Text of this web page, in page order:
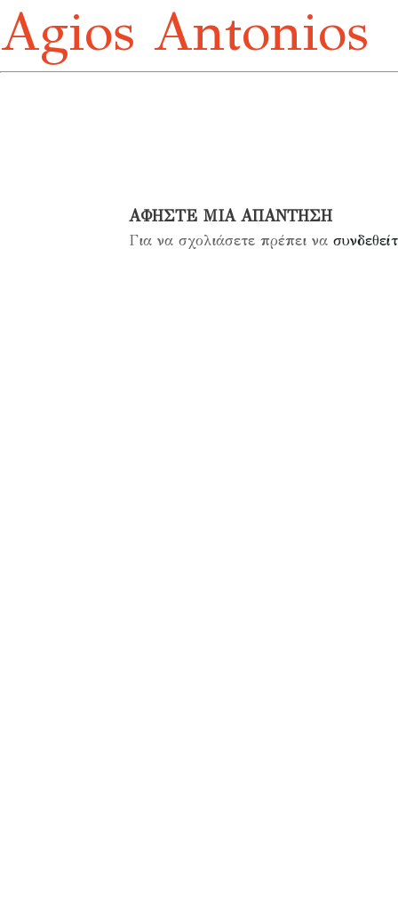
Agios Antonios
ΑΦΉΣΤΕ ΜΙΑ ΑΠΆΝΤΗΣΗ
Για να σχολιάσετε πρέπει να